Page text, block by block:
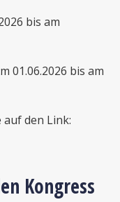
bis am
01.06.2026 bis am
den Link:
Kongress